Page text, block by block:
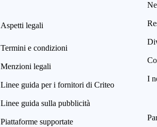
Aspetti legali
Termini e condizioni
Menzioni legali
Linee guida per i fornitori di Criteo
Linee guida sulla pubblicità
Piattaforme supportate
I